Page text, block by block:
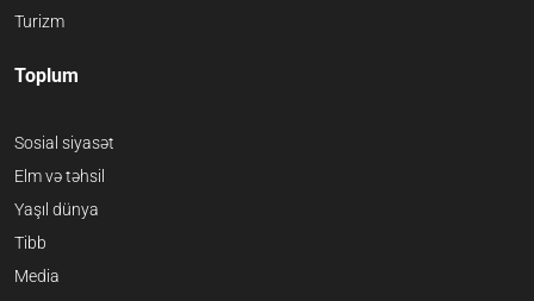
Turizm
Toplum
Sosial siyasət
Elm və təhsil
Yaşıl dünya
Tibb
Media